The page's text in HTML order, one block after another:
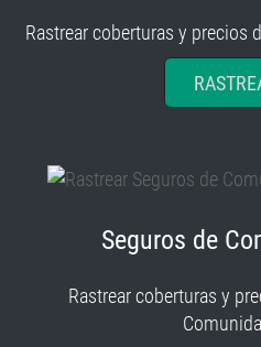
Rastrear coberturas y precios
Seguros de
Rastrear coberturas y